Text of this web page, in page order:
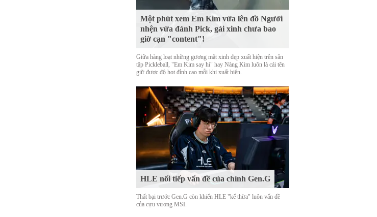
Một phút xem Em Kim vừa lên đồ Người
nhện vừa đánh Pick, gái xinh chưa bao
giờ cạn "content"!
Giữa hàng loạt những gương mặt xinh đẹp xuất hiện trên sân
tập Pickleball, "Em Kim say hi" hay Nàng Kim luôn là cái tên
giữ được độ hot đỉnh cao mỗi khi xuất hiện.
HLE nối tiếp vấn đề của chính Gen.G
Thất bại trước Gen.G còn khiến HLE "kế thừa" luôn vấn đề
của cựu vương MSI.